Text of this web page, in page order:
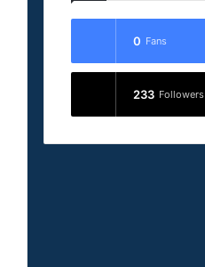
0 Fans
233 Followers